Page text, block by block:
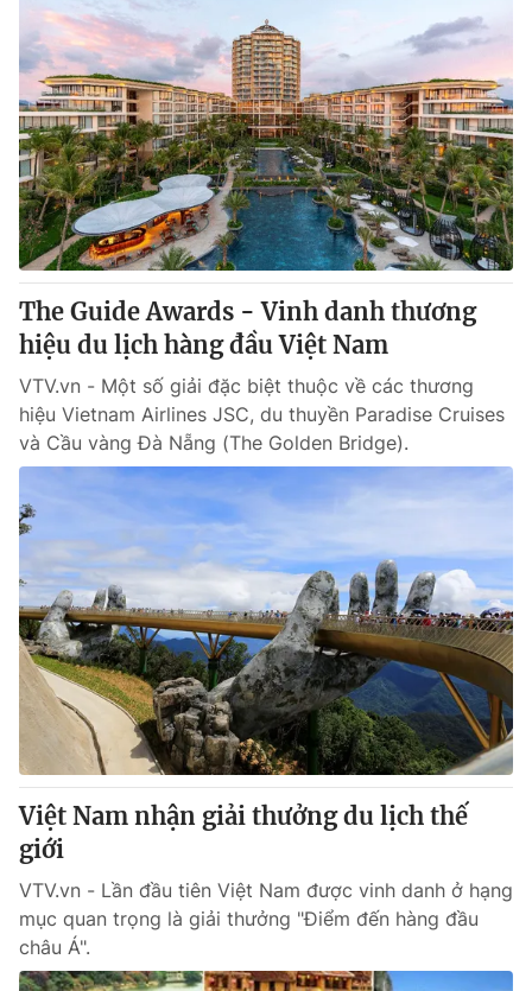
The Guide Awards - Vinh danh thương
hiệu du lịch hàng đầu Việt Nam
VTV.vn - Một số giải đặc biệt thuộc về các thương
hiệu Vietnam Airlines JSC, du thuyền Paradise Cruises
và Cầu vàng Đà Nẵng (The Golden Bridge).
Việt Nam nhận giải thưởng du lịch thế
giới
VTV.vn - Lần đầu tiên Việt Nam được vinh danh ở hạng
mục quan trọng là giải thưởng "Điểm đến hàng đầu
châu Á".